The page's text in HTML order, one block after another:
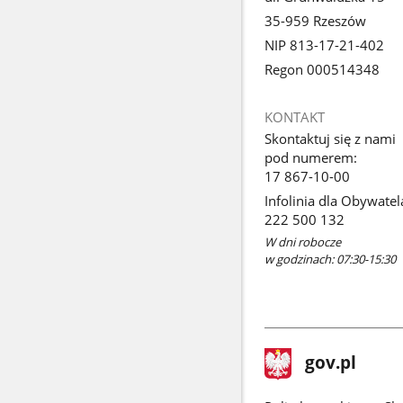
35-959 Rzeszów
NIP 813-17-21-402
Regon 000514348
KONTAKT
Skontaktuj się z nami
pod numerem:
17 867-10-00
Infolinia dla
222 500 132
W dni robocze
w godzinach: 07:30-15:30
stopka
gov.pl Strona
gov.pl